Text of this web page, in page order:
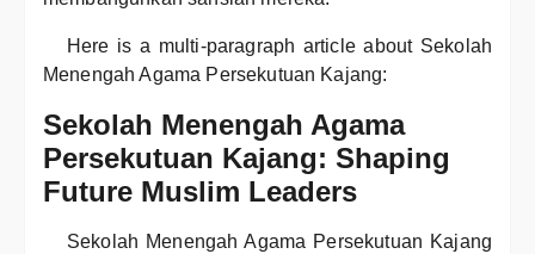
Here is a multi-paragraph article about Sekolah
Menengah Agama Persekutuan Kajang:
Sekolah Menengah Agama
Persekutuan Kajang: Shaping
Future Muslim Leaders
Sekolah Menengah Agama Persekutuan Kajang